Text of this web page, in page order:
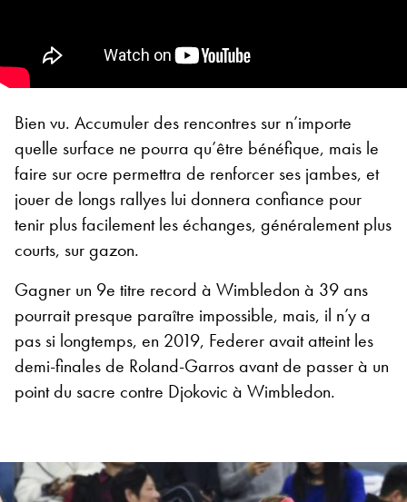
Bien vu. Accumuler des rencontres sur n’importe
quelle surface ne pourra qu’être bénéfique, mais le
faire sur ocre permettra de renforcer ses jambes, et
jouer de longs rallyes lui donnera confiance pour
tenir plus facilement les échanges, généralement plus
courts, sur gazon.
Gagner un 9e titre record à Wimbledon à 39 ans
pourrait presque paraître impossible, mais, il n’y a
pas si longtemps, en 2019, Federer avait atteint les
demi-finales de Roland-Garros avant de passer à un
point du sacre contre Djokovic à Wimbledon.